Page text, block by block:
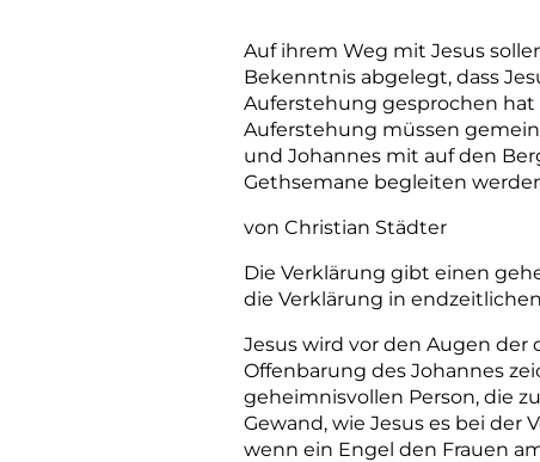
Auf ihrem Weg mit Jesus
Bekenntnis abgelegt, dass
Auferstehung gesprochen hat
Auferstehung müssen
und Johannes mit auf den
Gethsemane begleiten
von Christian Städter
Die Verklärung gibt einen
die Verklärung in
Jesus wird vor den Augen
Offenbarung des Johannes
geheimnisvollen Person, die
Gewand, wie Jesus es bei
wenn ein Engel den Frauen